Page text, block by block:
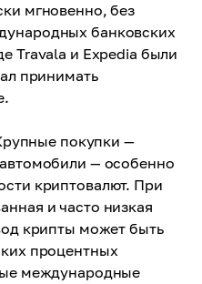
мгновенно, без
банковских
Travala и Expedia были
принимать
покупки —
— особенно
криптовалют. При
и часто низкая
крипты может быть
процентных
международные